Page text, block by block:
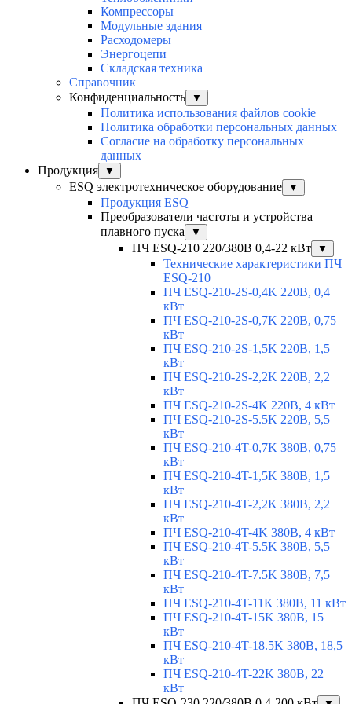
Компрессоры
Модульные здания
Расходомеры
Энергоцепи
Складская техника
Справочник
Конфиденциальность
▼
Политика использования файлов cookie
Политика обработки персональных данных
Согласие на обработку персональных
данных
Продукция
▼
ESQ электротехническое оборудование ▼
Продукция ESQ
Преобразователи частоты и устройства
плавного пуска
▼
ПЧ ESQ-210 220/380В 0,4-22 кВт ▼
Технические характеристики ПЧ
ESQ-210
ПЧ ESQ-210-2S-0,4K 220В, 0,4
кВт
ПЧ ESQ-210-2S-0,7K 220В, 0,75
кВт
ПЧ ESQ-210-2S-1,5K 220В, 1,5
кВт
ПЧ ESQ-210-2S-2,2K 220В, 2,2
кВт
ПЧ ESQ-210-2S-4K 220В, 4 кВт
ПЧ ESQ-210-2S-5.5K 220В, 5,5
кВт
ПЧ ESQ-210-4T-0,7K 380В, 0,75
кВт
ПЧ ESQ-210-4T-1,5K 380В, 1,5
кВт
ПЧ ESQ-210-4T-2,2K 380В, 2,2
кВт
ПЧ ESQ-210-4T-4K 380В, 4 кВт
ПЧ ESQ-210-4T-5.5K 380В, 5,5
кВт
ПЧ ESQ-210-4T-7.5K 380В, 7,5
кВт
ПЧ ESQ-210-4T-11K 380В, 11 кВт
ПЧ ESQ-210-4T-15K 380В, 15
кВт
ПЧ ESQ-210-4T-18.5K 380В, 18,5
кВт
ПЧ ESQ-210-4T-22K 380В, 22
кВт